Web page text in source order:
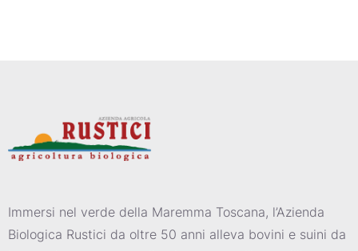
Immersi nel verde della Maremma Toscana, l’Azienda
Biologica Rustici da oltre 50 anni alleva bovini e suini da